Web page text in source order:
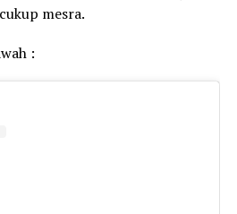
mesra.
: